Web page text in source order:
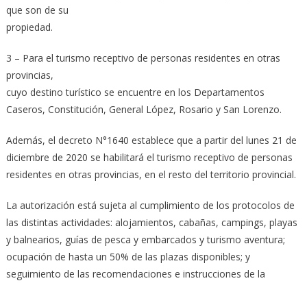
que son de su
propiedad.
3 – Para el turismo receptivo de personas residentes en otras
provincias,
cuyo destino turístico se encuentre en los Departamentos
Caseros, Constitución, General López, Rosario y San Lorenzo.
Además, el decreto N°1640 establece que a partir del lunes 21 de
diciembre de 2020 se habilitará el turismo receptivo de personas
residentes en otras provincias, en el resto del territorio provincial.
La autorización está sujeta al cumplimiento de los protocolos de
las distintas actividades: alojamientos, cabañas, campings, playas
y balnearios, guías de pesca y embarcados y turismo aventura;
ocupación de hasta un 50% de las plazas disponibles; y
seguimiento de las recomendaciones e instrucciones de la